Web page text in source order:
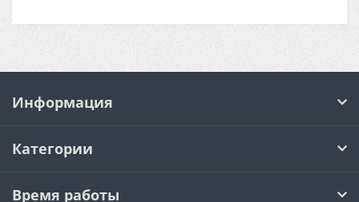
Информация
Категории
Время работы